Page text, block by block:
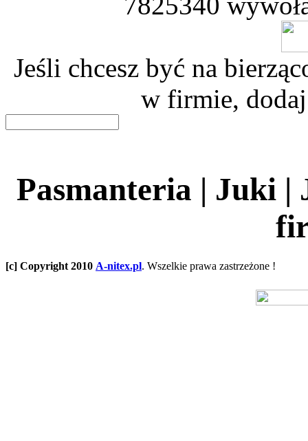
Jeśli chcesz być na
w firmie,
Pasmanteria | Juki |
[c] Copyright 2010 A-nitex.pl. Wszelkie prawa zastrzeżone !